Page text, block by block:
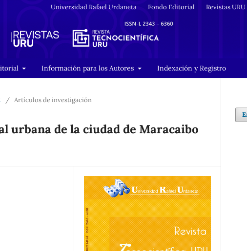
Información para los Autores Indexación y Registro
Universidad Rafael Urdaneta Fondo Editorial Revistas URU
/ Artículos de investigación
urbana de la ciudad de Maracaibo